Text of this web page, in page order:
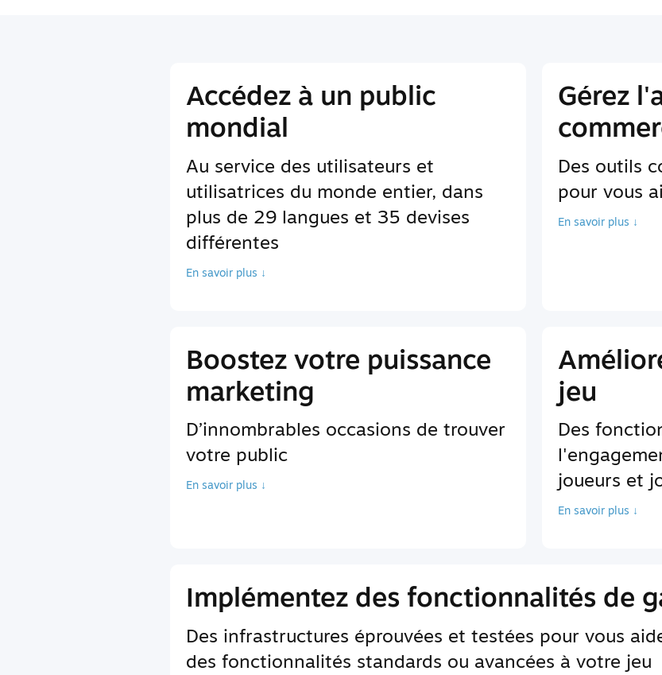
Accédez à un public
mondial
Au service des utilisateurs et
utilisatrices du monde entier, dans
plus de 29 langues et 35 devises
différentes
En savoir plus ↓
Gérez
Des outils
pour vous
En savoir plus ↓
Boostez votre puissance
marketing
D’innombrables occasions de trouver
votre public
En savoir plus ↓
jeu
Des
joueurs et
En savoir plus ↓
Implémentez des fonctionnalités de
Des infrastructures éprouvées et testées pour vous
des fonctionnalités standards ou avancées à votre jeu